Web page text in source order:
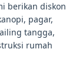
berikan diskon
pagar,
tangga,
rumah